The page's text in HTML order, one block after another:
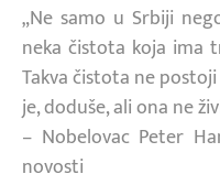
„Ne samo u Srbiji
neka čistota koja ima
Takva čistota ne
je, doduše, ali ona ne
– Nobelovac Peter
novosti